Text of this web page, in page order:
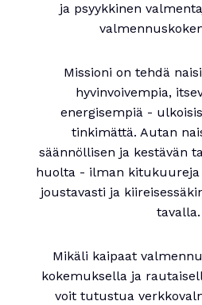
ja psyykkinen
Missioni on tehdä
hyvinvoivempia,
energisempiä -
tinkimättä. Autan
säännöllisen ja kestävän
huolta - ilman kitukuureja
joustavasti ja
tavalla.
Mikäli kaipaat
kokemuksella ja
voit tutustua